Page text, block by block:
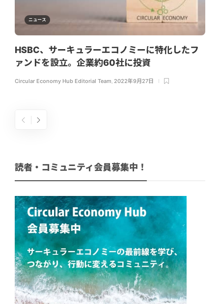
ニュース
HSBC、サーキュラーエコノミーに特化したフ
ァンドを設立。企業約60社に投資
Circular Economy Hub Editorial Team 2022年9月27日
読者・コミュニティ会員募集中！